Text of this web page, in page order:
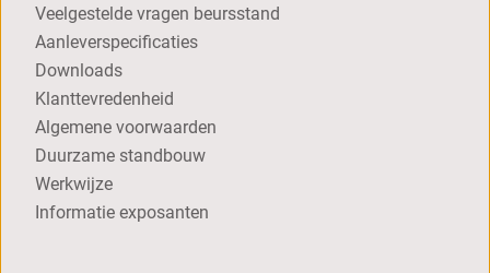
Veelgestelde vragen beursstand
Aanleverspecificaties
Downloads
Klanttevredenheid
Algemene voorwaarden
Duurzame standbouw
Werkwijze
Informatie exposanten